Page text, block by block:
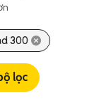
300
lọc